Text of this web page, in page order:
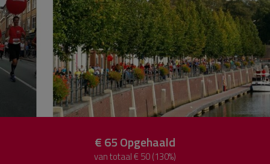
€ 65Opgehaald
van totaal € 50 (130%)